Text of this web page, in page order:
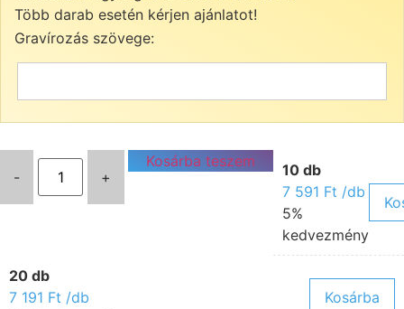
Több darab esetén kérjen ajánlatot!
Gravírozás szövege:
- +
Kosárba teszem
10 db
7 591 Ft /db
5%
kedvezmény
20 db
7 191 Ft /db
Kosárba